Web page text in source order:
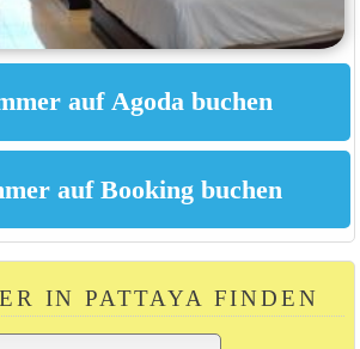
IN PATTAYA FINDEN